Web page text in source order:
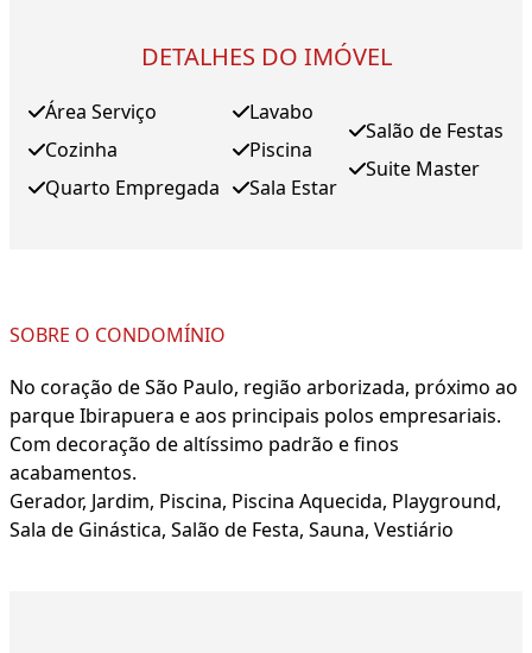
DETALHES DO IMÓVEL
Área Serviço
Cozinha
Quarto Empregada
Lavabo
Piscina
Sala Estar
Salão de Festas
Suite Master
SOBRE O CONDOMÍNIO
No coração de São Paulo, região arborizada, próximo ao
parque Ibirapuera e aos principais polos empresariais.
Com decoração de altíssimo padrão e finos
acabamentos.
Gerador, Jardim, Piscina, Piscina Aquecida, Playground,
Sala de Ginástica, Salão de Festa, Sauna, Vestiário